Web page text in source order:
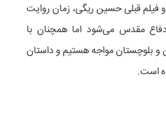
فیلم قبلی حسین ریگی، زمان روایت
مقدس می‌شود اما همچنان با
و بلوچستان مواجه هستیم و داستان
است.